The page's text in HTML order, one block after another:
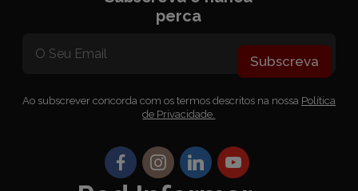
perca
Subscreva
Ao subscrever concorda com os termos descritos na nossa Política
de Privacidade.